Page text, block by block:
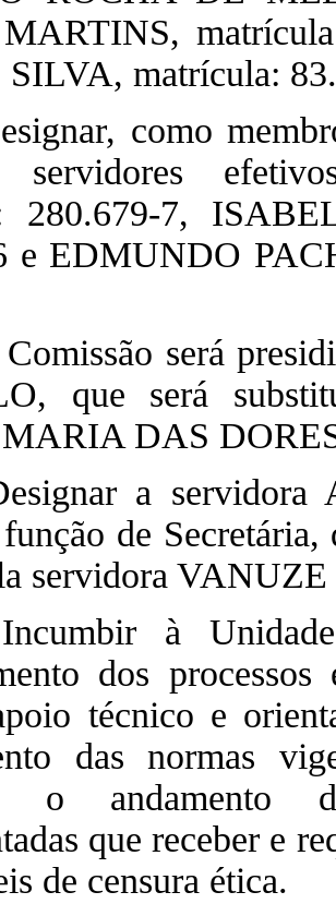
matrícula:
como
servidores
280.679-7,
e EDMUNDO
será
que será
MARIA DAS
a
de
servidora
à
dos
técnico e
das normas
o andamento
que receber e
de censura ética.